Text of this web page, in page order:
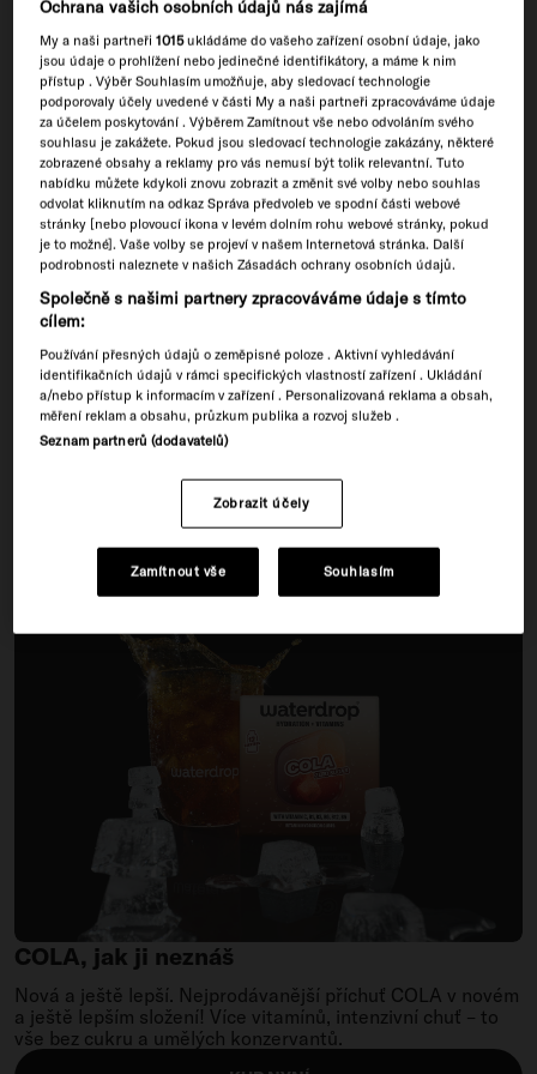
Jarní Výprodej: slevy až 40 %
Přivítej jaro s našimi nabídkami, exkluzivními Sety a mnohem víc!
Prázdná kolekce
Kolekce je prázdná.
COLA, jak ji neznáš
COLA, jak ji neznáš
Nová a ještě lepší. Nejprodávanější příchuť COLA v novém
a ještě lepším složení! Více vitamínů, intenzivní chuť – to
vše bez cukru a umělých konzervantů.
Ochrana vašich osobních údajů nás zajímá
My a naši partneři1015ukládáme do vašeho zařízení osobní údaje, jako
jsou údaje o prohlížení nebo jedinečné identifikátory, a máme k nim
přístup . Výběr Souhlasím umožňuje, aby sledovací technologie
podporovaly účely uvedené v části My a naši partneři zpracováváme údaje
za účelem poskytování . Výběrem Zamítnout vše nebo odvoláním svého
souhlasu je zakážete. Pokud jsou sledovací technologie zakázány, některé
zobrazené obsahy a reklamy pro vás nemusí být tolik relevantní. Tuto
nabídku můžete kdykoli znovu zobrazit a změnit své volby nebo souhlas
odvolat kliknutím na odkaz Správa předvoleb ve spodní části webové
stránky [nebo plovoucí ikona v levém dolním rohu webové stránky, pokud
je to možné]. Vaše volby se projeví v našem Internetová stránka. Další
podrobnosti naleznete v našich Zásadách ochrany osobních údajů.
Společně s našimi partnery zpracováváme údaje s tímto
cílem:
Používání přesných údajů o zeměpisné poloze . Aktivní vyhledávání
identifikačních údajů v rámci specifických vlastností zařízení . Ukládání
a/nebo přístup k informacím v zařízení . Personalizovaná reklama a obsah,
měření reklam a obsahu, průzkum publika a rozvoj služeb .
Seznam partnerů (dodavatelů)
Zobrazit účely
Zamítnout vše Souhlasím